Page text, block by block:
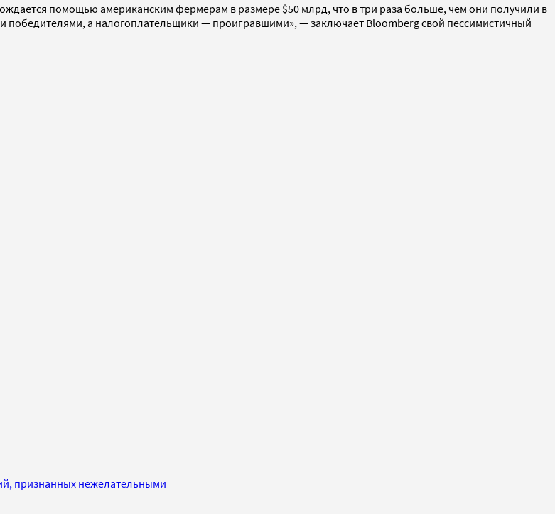
помощью американским фермерам в размере $50 млрд, что в три раза больше, чем они получили в
а налогоплательщики — проигравшими», — заключает Bloomberg свой пессимистичный
признанных нежелательными